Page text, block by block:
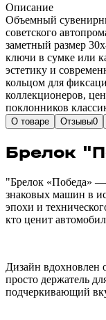
Описание
Объемный
советского
заметный размер
ключи в сумке или
эстетику и
кольцом для
коллекционеров,
поклонников
О товаре Отзывы0
Брелок
"Брелок «Победа» —
знаковых машин в
эпохи и
кто ценит
Дизайн вдохновлен
просто держатель
подчеркивающий